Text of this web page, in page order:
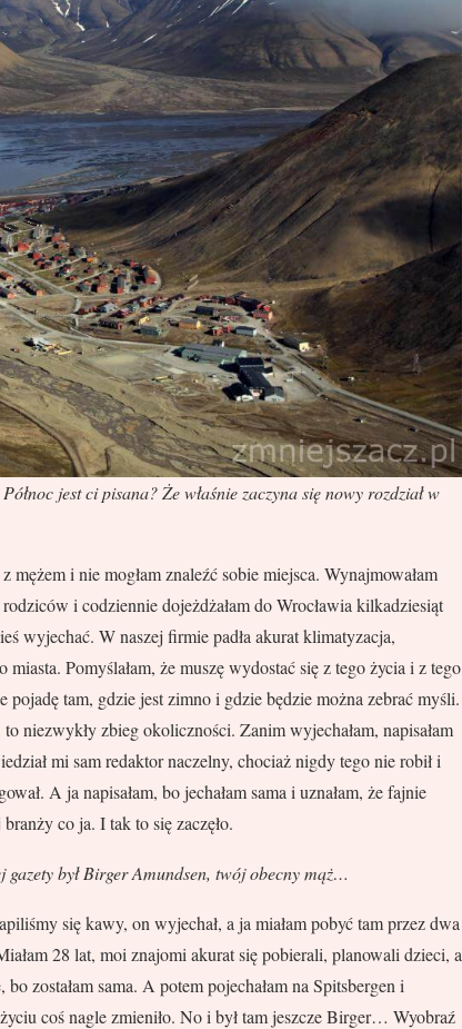
jest ci pisana? Że właśnie zaczyna się nowy rozdział w
mężem i nie mogłam znaleźć sobie miejsca. Wynajmowałam
i codziennie dojeżdżałam do Wrocławia kilkadziesiąt
wyjechać. W naszej firmie padła akurat klimatyzacja,
Pomyślałam, że muszę wydostać się z tego życia i z tego
pojadę tam, gdzie jest zimno i gdzie będzie można zebrać myśli.
niezwykły zbieg okoliczności. Zanim wyjechałam, napisałam
mi sam redaktor naczelny, chociaż nigdy tego nie robił i
A ja napisałam, bo jechałam sama i uznałam, że fajnie
co ja. I tak to się zaczęło.
gazety był Birger Amundsen, twój obecny mąż…
się kawy, on wyjechał, a ja miałam pobyć tam przez dwa
28 lat, moi znajomi akurat się pobierali, planowali dzieci, a
zostałam sama. A potem pojechałam na Spitsbergen i
coś nagle zmieniło. No i był tam jeszcze Birger… Wyobraź